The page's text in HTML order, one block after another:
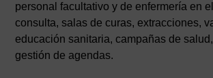
personal facultativo y de enfermería en
consulta, salas de curas, extracciones,
educación sanitaria, campañas de
gestión de agendas.